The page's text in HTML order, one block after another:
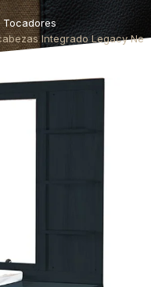
Tocadores
Integrado Legacy